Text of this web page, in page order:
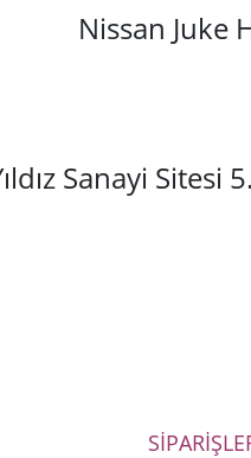
Nissan Juke
Sanayi